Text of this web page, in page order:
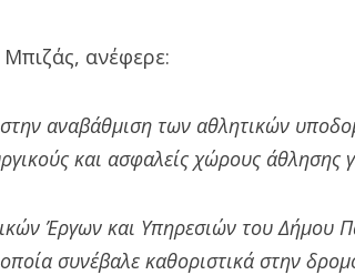
ανέφερε:
αναβάθμιση των αθλητικών
και ασφαλείς χώρους άθλησης
Έργων και Υπηρεσιών του Δήμου
συνέβαλε καθοριστικά στην